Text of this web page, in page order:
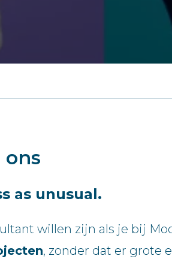
as unusual.
willen zijn als je bij
, zonder dat er grote